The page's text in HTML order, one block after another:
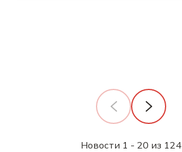
Новости 1 - 20 из 124